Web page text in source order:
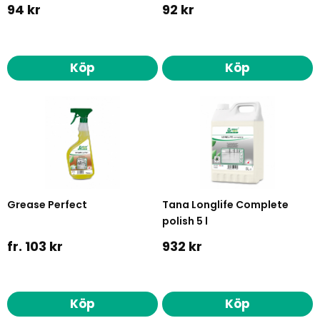
94 kr
Köp
92 kr
Köp
Grease Perfect
fr. 103 kr
Köp
Tana Longlife Complete
polish 5 l
932 kr
Köp